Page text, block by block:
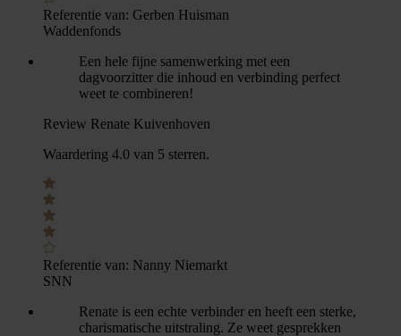
Referentie van: Gerben Huisman
Waddenfonds
Een hele fijne samenwerking met een
dagvoorzitter die inhoud en verbinding perfect
weet te combineren!
Review Renate Kuivenhoven
Waardering 4.0 van 5 sterren.
Referentie van: Nanny Niemarkt
SNN
Renate is een echte verbinder en heeft een sterke,
charismatische uitstraling. Ze weet gesprekken